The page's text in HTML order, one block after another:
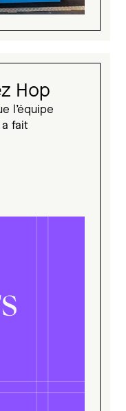
Hop
l’équipe
fait